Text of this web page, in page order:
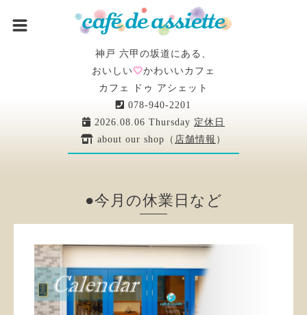
神戸 六甲の坂道にある、
おいしい
かわいいカフェ
カフェ ドゥ アシェット
078-940-2201
2026.08.06 Thursday 定休日
about our shop（ 店舗情報 ）
●今月の休業日など